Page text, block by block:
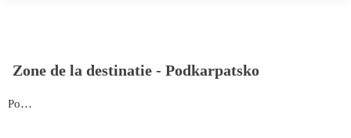
Zone de la destinatie - Podkarpatsko
Podkarpatsko